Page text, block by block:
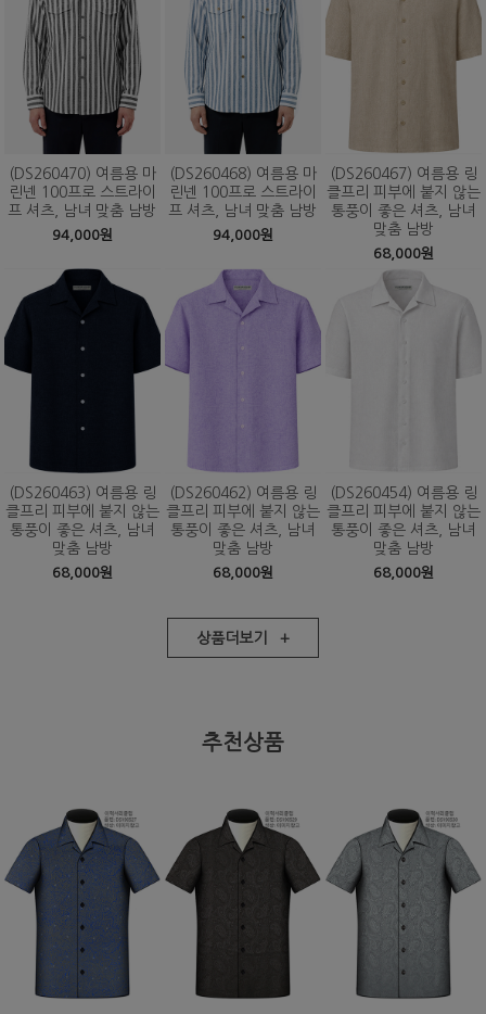
(DS260470) 여름용 마
린넨 100프로 스트라이
프 셔츠, 남녀 맞춤 남방
94,000원
(DS260468) 여름용 마
린넨 100프로 스트라이
프 셔츠, 남녀 맞춤 남방
94,000원
(DS260467) 여름용 링
클프리 피부에 붙지 않는
통풍이 좋은 셔츠, 남녀
맞춤 남방
68,000원
(DS260463) 여름용 링
클프리 피부에 붙지 않는
통풍이 좋은 셔츠, 남녀
맞춤 남방
68,000원
(DS260462) 여름용 링
클프리 피부에 붙지 않는
통풍이 좋은 셔츠, 남녀
맞춤 남방
68,000원
(DS260454) 여름용 링
클프리 피부에 붙지 않는
통풍이 좋은 셔츠, 남녀
맞춤 남방
68,000원
상품더보기 +
추천상품